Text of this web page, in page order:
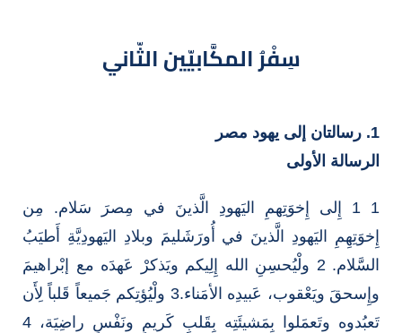
سِفْرُ المكَّابيّين الثّاني
1. رسالتان إلى يهود مصر
الرسالة الأولى
1 1 إِلى إِخوَتِهمِ اليَهودِ الَّذينَ في مِصرَ سَلام. مِن
إِخوَتِهِمِ اليَهودِ الَّذينَ في أُورَشَليمَ وبلادِ اليَهودِيَّةِ أَطيَبُ
السَّلام. 2 ولْيُحسِنِ الله إِلِيكم ويَذكرْ عَهدَه مع إبْراهيمَ
وإِسحقَ ويَعْقوب، عَبيدِه الأمَناء.3 ولْيُؤتِكم جَميعاً قَلباً لِأَن
تَعبُدوه وتَعمَلوا بِمَشيئَتِه بِقَلبٍ كَريمٍ ونَفْسٍ راضِيَة، 4